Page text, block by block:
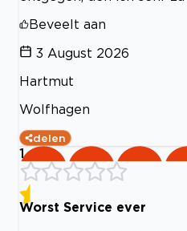
Beveelt aan
3 August 2026
Hartmut
Wolfhagen
delen
1
Worst Service ever